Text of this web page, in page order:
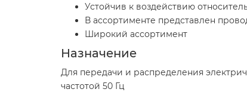
Устойчив к воздействию
В ассортименте представлен
Широкий ассортимент
Назначение
Для передачи и распределения
частотой 50 Гц